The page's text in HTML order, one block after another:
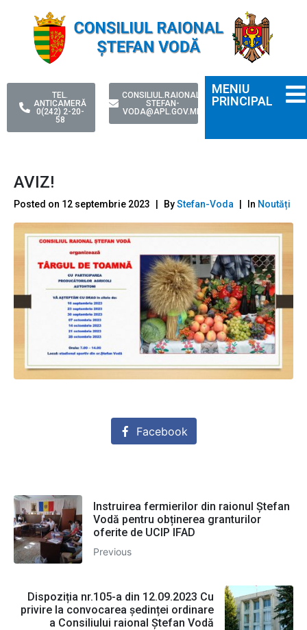
TEL.
ANTICAMERĂ
0(242) 2-20-
58
CONSILIUL.RAIONAL-
STEFAN-
VODA@APL.GOV.MD
MENIU
PRINCIPAL
AVIZ!
Posted on 12 septembrie 2023 ByStefan-Voda In Noutăți
Facebook
Instruirea fermierilor din raionul Ștefan
Vodă pentru obținerea granturilor
oferite de UCIP IFAD
Previous
Dispoziția nr.105-a din 12.09.2023 Cu
privire la convocarea ședinței ordinare
a Consiliului raional Ștefan Vodă